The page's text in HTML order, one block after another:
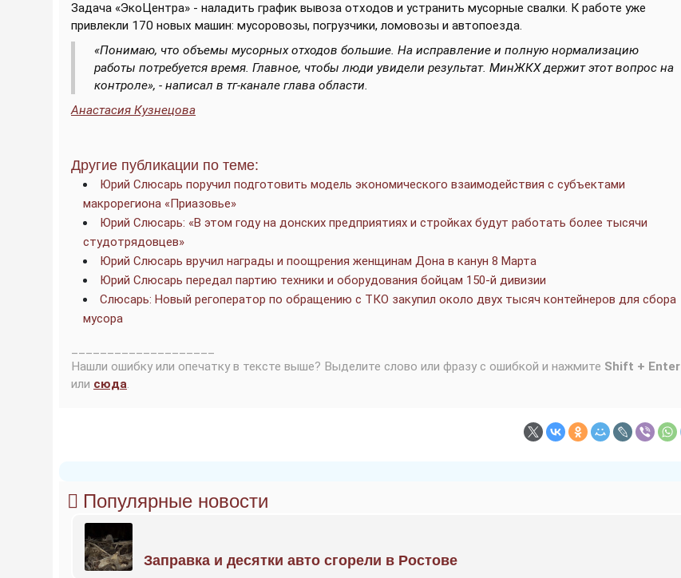
Задача «ЭкоЦентра» - наладить график вывоза отходов и устранить мусорные свалки. К работе уже
привлекли 170 новых машин: мусоровозы, погрузчики, ломовозы и автопоезда.
«Понимаю, что объемы мусорных отходов большие. На исправление и полную нормализацию
работы потребуется время. Главное, чтобы люди увидели результат. МинЖКХ держит этот вопрос на
контроле», - написал в тг-канале глава области.
Анастасия Кузнецова
Другие публикации по теме:
Юрий Слюсарь поручил подготовить модель экономического взаимодействия с субъектами
макрорегиона «Приазовье»
Юрий Слюсарь: «В этом году на донских предприятиях и стройках будут работать более тысячи
студотрядовцев»
Юрий Слюсарь вручил награды и поощрения женщинам Дона в канун 8 Марта
Юрий Слюсарь передал партию техники и оборудования бойцам 150-й дивизии
Слюсарь: Новый регоператор по обращению с ТКО закупил около двух тысяч контейнеров для сбора
мусора
Нашли ошибку или опечатку в тексте выше? Выделите слово или фразу с ошибкой и нажмите Shift + Enter
или сюда.
Популярные новости
Заправка и десятки авто сгорели в Ростове